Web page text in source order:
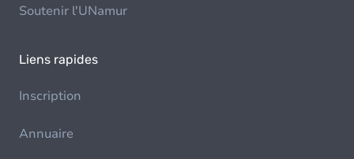
Soutenir l'UNamur
Liens rapides
Inscription
Annuaire